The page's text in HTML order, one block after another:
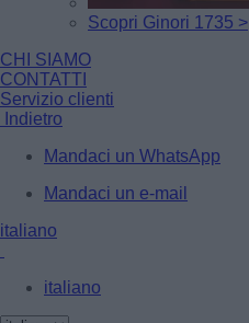
Scopri Ginori 1735 >
CHI SIAMO
CONTATTI
Servizio clienti
Indietro
Mandaci un WhatsApp
Mandaci un e-mail
italiano
italiano